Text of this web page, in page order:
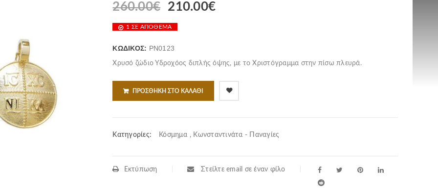
260.00€ 210.00€
1 ΣΕ ΑΠΌΘΕΜΑ
ΚΩΔΙΚΌΣ: PN0123
Χρυσό ζώδιο Υδροχόος διπλής όψης, με το Χριστόγραμμα στην πίσω πλευρά.
ΠΡΟΣΘΉΚΗ ΣΤΟ ΚΑΛΆΘΙ
Κατηγορίες: Κόσμημα , Κωνσταντινάτα - Παναγίες
Εκτύπωση Στείλτε email σε έναν φίλο